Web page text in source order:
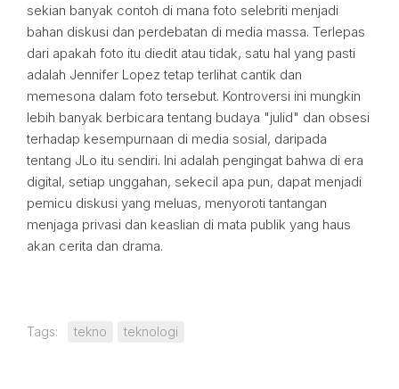
sekian banyak contoh di mana foto selebriti menjadi
bahan diskusi dan perdebatan di media massa. Terlepas
dari apakah foto itu diedit atau tidak, satu hal yang pasti
adalah Jennifer Lopez tetap terlihat cantik dan
memesona dalam foto tersebut. Kontroversi ini mungkin
lebih banyak berbicara tentang budaya "julid" dan obsesi
terhadap kesempurnaan di media sosial, daripada
tentang JLo itu sendiri. Ini adalah pengingat bahwa di era
digital, setiap unggahan, sekecil apa pun, dapat menjadi
pemicu diskusi yang meluas, menyoroti tantangan
menjaga privasi dan keaslian di mata publik yang haus
akan cerita dan drama.
Tags: tekno teknologi